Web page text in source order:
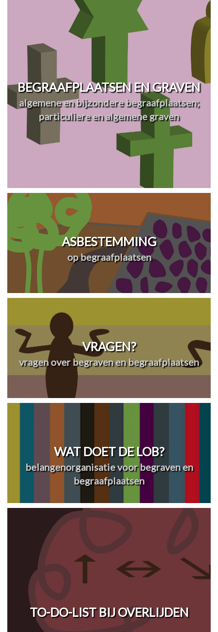
BEGRAAFPLAATSEN EN GRAVEN
algemene en bijzondere begraafplaatsen;
particuliere en algemene graven
ASBESTEMMING
op begraafplaatsen
VRAGEN?
vragen over begraven en begraafplaatsen
WAT DOET DE LOB?
belangenorganisatie voor begraven en
begraafplaatsen
TO-DO-LIST BIJ OVERLIJDEN